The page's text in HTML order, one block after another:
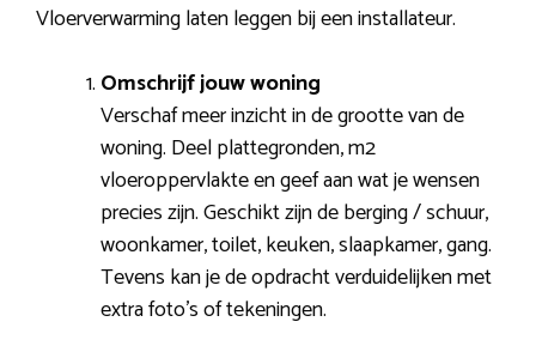
Vloerverwarming laten leggen bij een installateur.
Omschrijf jouw woning
Verschaf meer inzicht in de grootte van de
woning. Deel plattegronden, m2
vloeroppervlakte en geef aan wat je wensen
precies zijn. Geschikt zijn de berging / schuur,
woonkamer, toilet, keuken, slaapkamer, gang.
Tevens kan je de opdracht verduidelijken met
extra foto’s of tekeningen.